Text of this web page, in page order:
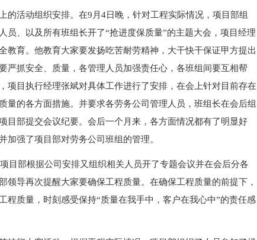
的活动组织安排。在9月4日晚，针对工程实际情况，项目部组
员、以及所有班组长开了“抢进度保质量”的主题大会，项目经理
教育。他教育大家要发扬吃苦耐劳精神，大干快干保证甲方提出
严抓安全、质量，各管理人员加强责任心，各班组间要互相帮
项目执行经理张斌对具体工作进行了安排，在会上针对目前存在
量的各方面措施。并要求各劳务公司管理人员，班组长在会后组
目部提交会议纪要。会后一个月来，各方面情况都有了明显好
强了项目部对劳务公司班组的管理。
目部根据公司安排又组织相关人员开了专题会议并在会后分各
领导再次提醒大家要确保工程质量。在确保工程质量的前提下，
程质量，时刻感受保持“质量在我手中，客户在我心中”的责任感